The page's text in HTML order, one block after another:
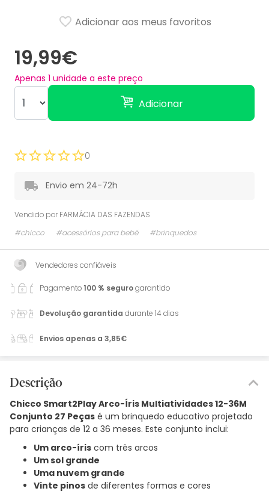
19,99€
Apenas 1 unidade a este preço
Adicionar
Adicionar aos meus favoritos
0
Envio em 24-72h
Vendido por FARMÁCIA DAS FAZENDAS
#chicco
#acessórios para bebé #brinquedos
Vendedores confiáveis
Pagamento100 % segurogarantido
Devolução garantida durante 14 dias
Envios apenas a 3,85€
Descrição
Chicco Smart2Play Arco-Íris Multiatividades 12-36M
Conjunto 27 Peças é um brinquedo educativo projetado
para crianças de 12 a 36 meses. Este conjunto inclui:
Um arco-íris com três arcos
Um sol grande
Uma nuvem grande
Vinte pinos de diferentes formas e cores